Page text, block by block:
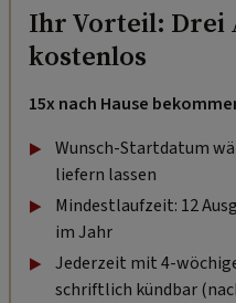
Ihr Vorteil: Drei
kostenlos
15x nach Hause
Wunsch-Startdatum
liefern lassen
Mindestlaufzeit: 12
im Jahr
Jederzeit mit 4-
schriftlich kündbar